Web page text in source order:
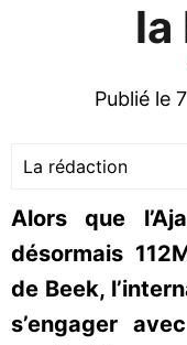
la
Publié le
La rédaction
Alors que
désormais
de Beek,
s’engager